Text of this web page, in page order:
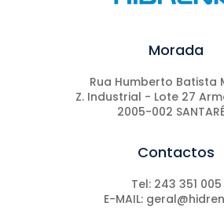
Morada
Rua Humberto Batista
Z. Industrial - Lote 27
2005-002
Contactos
Tel: 243 351 005
E-MAIL: